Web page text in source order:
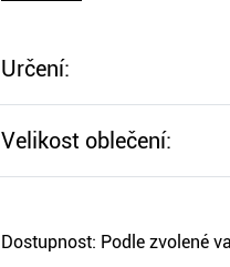
Určení:
Velikost oblečení:
Dostupnost: Podle zvolené